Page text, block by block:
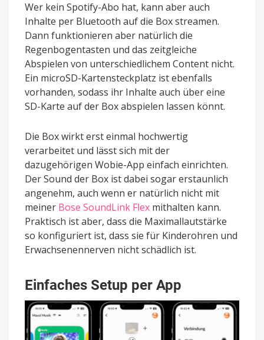
Wer kein Spotify-Abo hat, kann aber auch
Inhalte per Bluetooth auf die Box streamen.
Dann funktionieren aber natürlich die
Regenbogentasten und das zeitgleiche
Abspielen von unterschiedlichem Content nicht.
Ein microSD-Kartensteckplatz ist ebenfalls
vorhanden, sodass ihr Inhalte auch über eine
SD-Karte auf der Box abspielen lassen könnt.
Die Box wirkt erst einmal hochwertig
verarbeitet und lässt sich mit der
dazugehörigen Wobie-App einfach einrichten.
Der Sound der Box ist dabei sogar erstaunlich
angenehm, auch wenn er natürlich nicht mit
meiner Bose SoundLink Flex mithalten kann.
Praktisch ist aber, dass die Maximallautstärke
so konfiguriert ist, dass sie für Kinderohren und
Erwachsenennerven nicht schädlich ist.
Einfaches Setup per App